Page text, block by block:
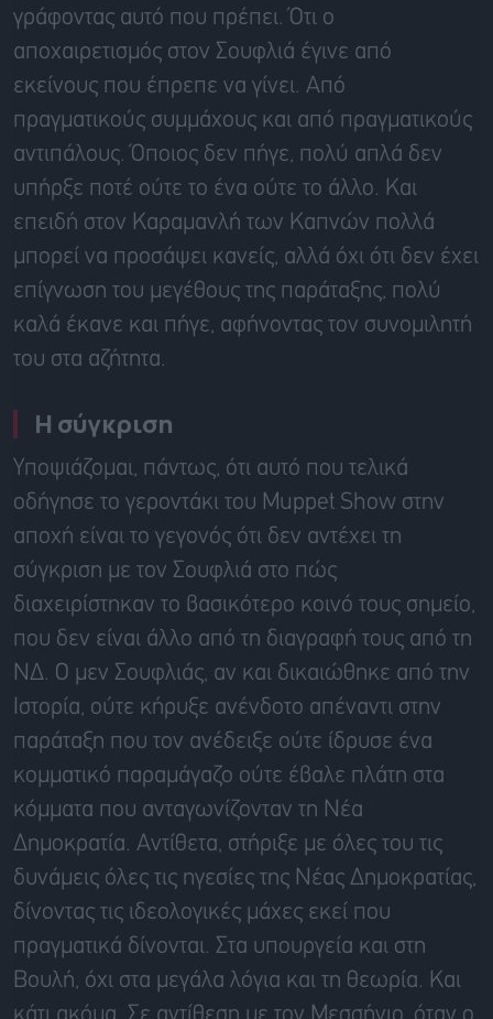
γράφοντας αυτό που πρέπει. Ότι ο
αποχαιρετισμός στον Σουφλιά έγινε από
εκείνους που έπρεπε να γίνει. Από
πραγματικούς συμμάχους και από πραγματικούς
αντιπάλους. Όποιος δεν πήγε, πολύ απλά δεν
υπήρξε ποτέ ούτε το ένα ούτε το άλλο. Και
επειδή στον Καραμανλή των Καπνών πολλά
μπορεί να προσάψει κανείς, αλλά όχι ότι δεν έχει
επίγνωση του μεγέθους της παράταξης, πολύ
καλά έκανε και πήγε, αφήνοντας τον συνομιλητή
του στα αζήτητα.
Η σύγκριση
Υποψιάζομαι, πάντως, ότι αυτό που τελικά
οδήγησε το γεροντάκι του Muppet Show στην
αποχή είναι το γεγονός ότι δεν αντέχει τη
σύγκριση με τον Σουφλιά στο πώς
διαχειρίστηκαν το βασικότερο κοινό τους σημείο,
που δεν είναι άλλο από τη διαγραφή τους από τη
ΝΔ. Ο μεν Σουφλιάς, αν και δικαιώθηκε από την
Ιστορία, ούτε κήρυξε ανένδοτο απέναντι στην
παράταξη που τον ανέδειξε ούτε ίδρυσε ένα
κομματικό παραμάγαζο ούτε έβαλε πλάτη στα
κόμματα που ανταγωνίζονταν τη Νέα
Δημοκρατία. Αντίθετα, στήριξε με όλες του τις
δυνάμεις όλες τις ηγεσίες της Νέας Δημοκρατίας,
δίνοντας τις ιδεολογικές μάχες εκεί που
πραγματικά δίνονται. Στα υπουργεία και στη
Βουλή, όχι στα μεγάλα λόγια και τη θεωρία. Και